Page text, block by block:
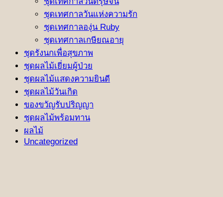
ชุดเทศกาลวันแห่งความรัก
ชุดเทศกาลองุ่น Ruby
ชุดเทศกาลเกษียณอายุ
ชุดรังนกเพื่อสุขภาพ
ชุดผลไม้เยี่ยมผู้ป่วย
ชุดผลไม้แสดงความยินดี
ชุดผลไม้วันเกิด
ของขวัญรับปริญญา
ชุดผลไม้พร้อมทาน
ผลไม้
Uncategorized